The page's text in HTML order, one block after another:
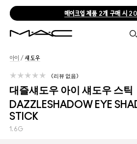
메이크업 제품 2개 구매 시
아이 / 섀도우
대즐섀도우 아이 섀도우 스틱
DAZZLESHADOW EYE
STICK
1.6G
리뷰 없음